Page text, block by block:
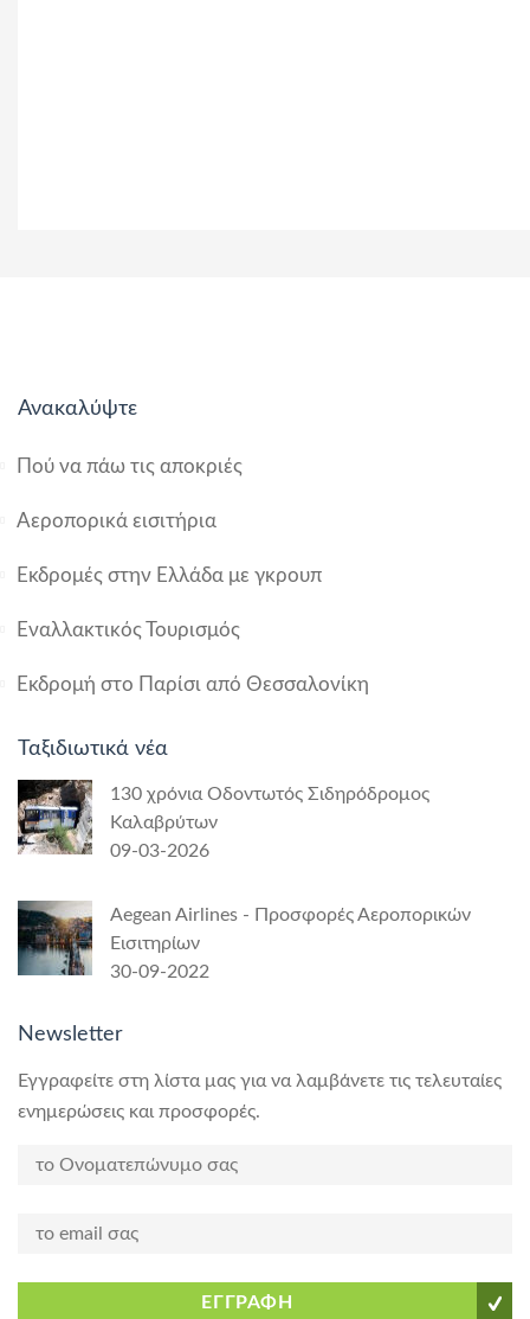
Ανακαλύψτε
Πού να πάω τις αποκριές
Αεροπορικά εισιτήρια
Εκδρομές στην Ελλάδα με γκρουπ
Εναλλακτικός Τουρισμός
Εκδρομή στο Παρίσι από Θεσσαλονίκη
Ταξιδιωτικά νέα
130 χρόνια Οδοντωτός Σιδηρόδρομος
Καλαβρύτων
09-03-2026
Aegean Airlines - Προσφορές Αεροπορικών
Εισιτηρίων
30-09-2022
Newsletter
Εγγραφείτε στη λίστα μας για να λαμβάνετε τις τελευταίες
ενημερώσεις και προσφορές.
ΕΓΓΡΑΦΗ